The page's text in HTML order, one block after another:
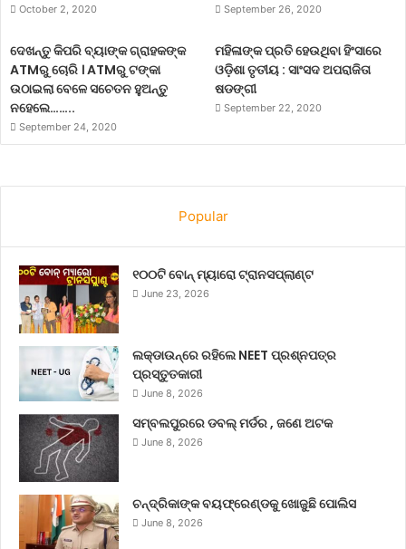
October 2, 2020 September 26, 2020
ଦେଖନ୍ତୁ କିପରି ବ୍ୟାଙ୍କ ଗ୍ରାହକଙ୍କ
ATMରୁ ଚୋରି । ATMରୁ ଟଙ୍କା
ଉଠାଇଲା ବେଳେ ସଚେତନ ହୁଅନ୍ତୁ
ନହେଲେ……..
September 24, 2020
ମହିଳାଙ୍କ ପ୍ରତି ହେଉଥିବା ହିଂସାରେ
ଓଡ଼ିଶା ତୃତୀୟ : ସାଂସଦ ଅପରାଜିତା
ଷଡଙ୍ଗୀ
September 22, 2020
Popular
୧୦୦ଟି ବୋନ୍ ମ୍ୟାରୋ ଟ୍ରାନସପ୍ଲାଣ୍ଟ
June 23, 2026
ଲକ୍‌ଡାଉନ୍‌ରେ ରହିଲେ NEET ପ୍ରଶ୍ନପତ୍ର
ପ୍ରସ୍ତୁତକାରୀ
June 8, 2026
ସମ୍ବଲପୁରରେ ଡବଲ୍ ମର୍ଡର , ଜଣେ ଅଟକ
June 8, 2026
ଚନ୍ଦ୍ରିକାଙ୍କ ବୟଫ୍ରେଣ୍ଡକୁ ଖୋଜୁଛି ପୋଲିସ
June 8, 2026